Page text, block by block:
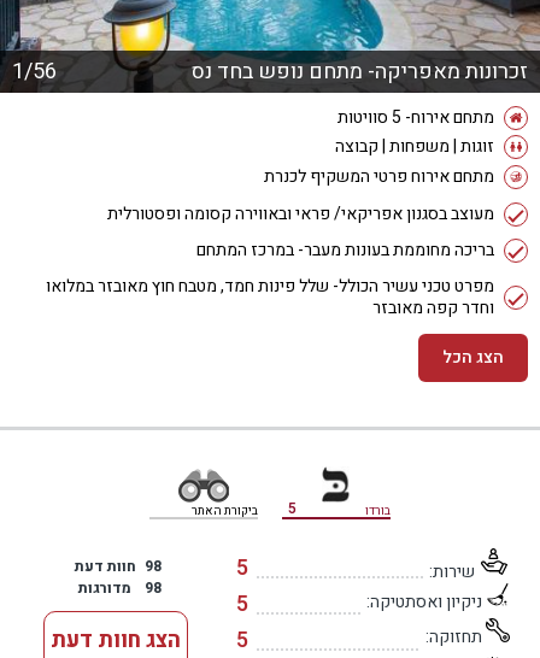
1/56 זכרונות מאפריקה- מתחם נופש בחד נס
מתחם אירוח- 5 סוויטות
זוגות | משפחות | קבוצה
מתחם אירוח פרטי המשקיף לכנרת
מעוצב בסגנון אפריקאי/ פראי ובאווירה קסומה ופסטורלית
בריכה מחוממת בעונות מעבר- במרכז המתחם
מפרט טכני עשיר הכולל- שלל פינות חמד, מטבח חוץ מאובזר במלואו
וחדר קפה מאובזר
הצג הכל
בורדו 5 ביקורת האתר
שירות: 5
ניקיון ואסתטיקה: 5
תחזוקה: 5
98 חוות דעת
98
מדורגות
הצג חוות דעת